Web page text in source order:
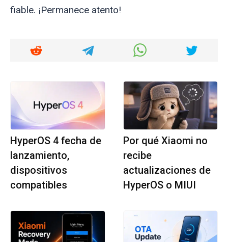
fiable. ¡Permanece atento!
HyperOS 4 fecha de
lanzamiento,
dispositivos
compatibles
Por qué Xiaomi no
recibe
actualizaciones de
HyperOS o MIUI